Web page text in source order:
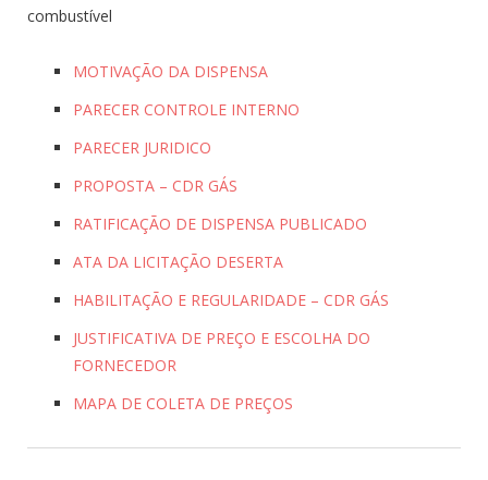
combustível
MOTIVAÇÃO DA DISPENSA
PARECER CONTROLE INTERNO
PARECER JURIDICO
PROPOSTA – CDR GÁS
RATIFICAÇÃO DE DISPENSA PUBLICADO
ATA DA LICITAÇÃO DESERTA
HABILITAÇÃO E REGULARIDADE – CDR GÁS
JUSTIFICATIVA DE PREÇO E ESCOLHA DO
FORNECEDOR
MAPA DE COLETA DE PREÇOS